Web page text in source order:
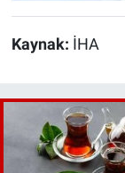
Kaynak: İHA